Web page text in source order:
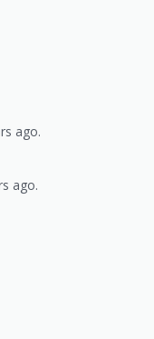
ago.
ago.